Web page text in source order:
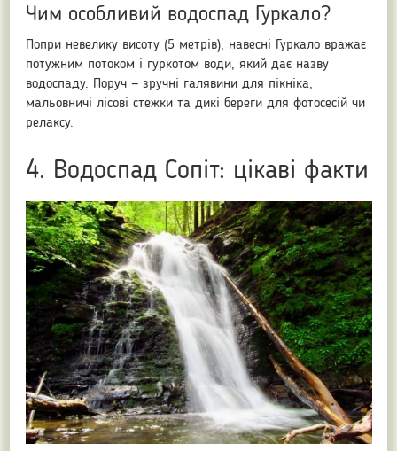
Чим особливий водоспад Гуркало?
Попри невелику висоту (5 метрів), навесні Гуркало вражає
потужним потоком і гуркотом води, який дає назву
водоспаду. Поруч — зручні галявини для пікніка,
мальовничі лісові стежки та дикі береги для фотосесій чи
релаксу.
4. Водоспад Сопіт: цікаві факти